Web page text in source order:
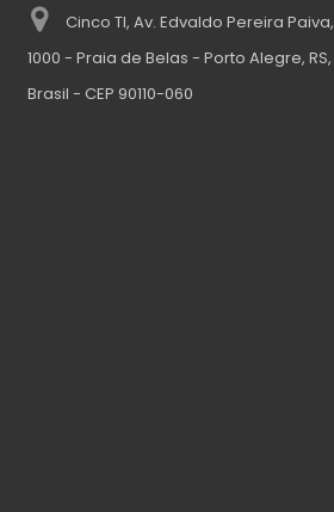
Cinco TI, Av. Edvaldo Pereira Paiva,
1000 - Praia de Belas - Porto Alegre, RS,
Brasil - CEP 90110-060